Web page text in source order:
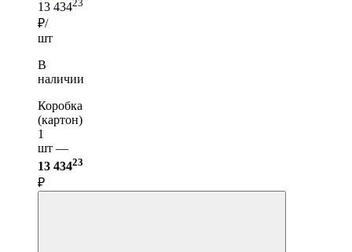
13 43423
₽/
шт
В
наличии
Коробка
(картон)
1
шт —
13 43423
₽